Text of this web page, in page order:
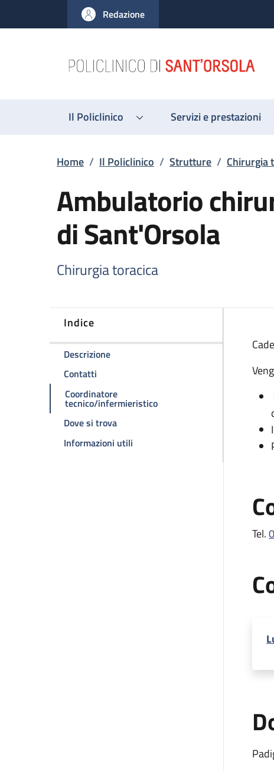
al contenuto principale
to footer content
Redazione
Il Policlinico Servizi e prestazioni
Briciole di pane
Home / Il Policlinico / Strutture / Chirurgia
Ambulatorio
di Sant'Orsola
Chirurgia toracica
Indice
Descrizionedella pagina Ambulatorio chirurgia
Contatti della pagina Ambulatorio chirurgia
Coordinatore
tecnico/infermieristicodella pagina Ambulatorio
Dove si trovadella pagina Ambulatorio chirurgia
Informazioni utili della pagina Ambulatorio
Tel.